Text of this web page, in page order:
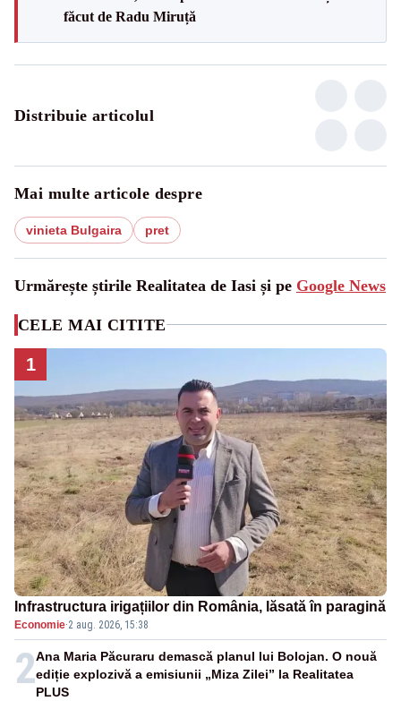
făcut de Radu Miruță
Distribuie articolul
Mai multe articole despre
vinieta Bulgaira pret
Urmărește știrile Realitatea de Iasi și pe Google News
CELE MAI CITITE
1
Infrastructura irigațiilor din România, lăsată în paragină
Economie·2 aug. 2026, 15:38
2Ana Maria Păcuraru demască planul lui Bolojan. O nouă
ediție explozivă a emisiunii „Miza Zilei” la Realitatea
PLUS